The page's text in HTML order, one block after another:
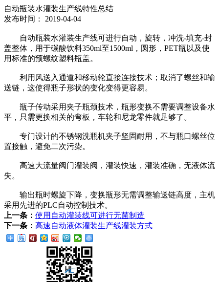
自动瓶装水灌装生产线特性总结
发布时间： 2019-04-04
自动瓶装水灌装生产线可进行自动，旋转，冲洗-填充-封
盖整体，用于碳酸饮料350ml至1500ml，圆形，PET瓶以及使
用标准的预螺纹塑料瓶盖。
利用风送入通道和移动轮直接连接技术；取消了螺丝和输
送链，这使得瓶子形状的变化变得更容易。
瓶子传动采用夹子瓶颈技术，瓶形变换不需要调整设备水
平，只需更换相关的弯板，车轮和尼龙零件就足够了。
专门设计的不锈钢洗瓶机夹子坚固耐用，不与瓶口螺丝位
置接触，避免二次污染。
高速大流量阀门灌装阀，灌装快速，灌装准确，无液体流
失。
输出瓶时螺旋下降，变换瓶形无需调整输送链高度，主机
采用先进的PLC自动控制技术。
上一条： 使用自动灌装线可进行无菌制造
下一条： 高速自动液体灌装生产线灌装方式